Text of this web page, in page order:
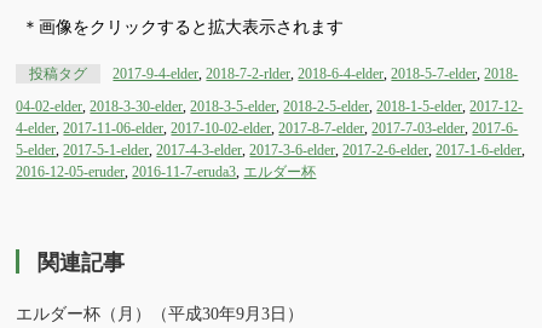
＊画像をクリックすると拡大表示されます
投稿タグ 2017-9-4-elder ,2018-7-2-rlder ,2018-6-4-elder ,2018-5-7-elder ,2018-
04-02-elder ,2018-3-30-elder ,2018-3-5-elder ,2018-2-5-elder ,2018-1-5-elder ,2017-12-
4-elder ,2017-11-06-elder ,2017-10-02-elder ,2017-8-7-elder ,2017-7-03-elder ,2017-6-
5-elder ,2017-5-1-elder ,2017-4-3-elder ,2017-3-6-elder ,2017-2-6-elder ,2017-1-6-elder
2016-12-05-eruder ,2016-11-7-eruda3 エルダー杯
関連記事
エルダー杯（月）（平成30年9月3日）